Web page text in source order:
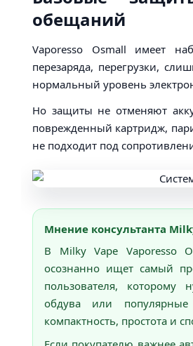
обещаний
Vaporesso Osmall имеет
перезаряда, перегрузки,
нормальный уровень
Но защиты не отменяют
поврежденный картридж,
не подходит под
Мнение консультанта
В Milky Vape Vaporesso
осознанно ищет самый
пользователя, которому
обдува или
компактность, простота и